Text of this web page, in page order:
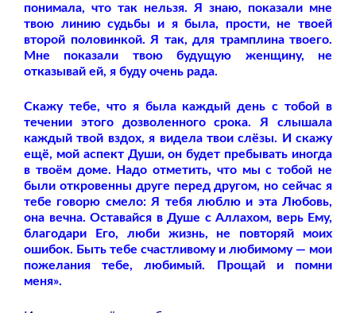
понимала, что так нельзя. Я знаю, показали мне
твою линию судьбы и я была, прости, не твоей
второй половинкой. Я так, для трамплина твоего.
Мне показали твою будущую женщину, не
отказывай ей, я буду очень рада.
Скажу тебе, что я была каждый день с тобой в
течении этого дозволенного срока. Я слышала
каждый твой вздох, я видела твои слёзы. И скажу
ещё, мой аспект Души, он будет пребывать иногда
в твоём доме. Надо отметить, что мы с тобой не
были откровенны друге перед другом, но сейчас я
тебе говорю смело: Я тебя люблю и эта Любовь,
она вечна. Оставайся в Душе с Аллахом, верь Ему,
благодари Его, люби жизнь, не повторяй моих
ошибок. Быть тебе счастливому и любимому — мои
пожелания тебе, любимый. Прощай и помни
меня».